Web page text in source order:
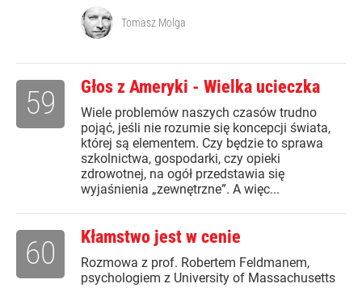
Tomasz Molga
Głos z Ameryki - Wielka ucieczka
Wiele problemów naszych czasów trudno
pojąć, jeśli nie rozumie się koncepcji świata,
której są elementem. Czy będzie to sprawa
szkolnictwa, gospodarki, czy opieki
zdrowotnej, na ogół przedstawia się
wyjaśnienia „zewnętrzne”. A więc...
59
Kłamstwo jest w cenie
Rozmowa z prof. Robertem Feldmanem,
psychologiem z University of Massachusetts
60